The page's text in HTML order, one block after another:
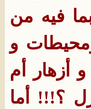
فيه من
و
أزهار أم
؟!!! أما